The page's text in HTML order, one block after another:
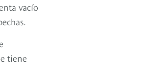
vacío
tiene